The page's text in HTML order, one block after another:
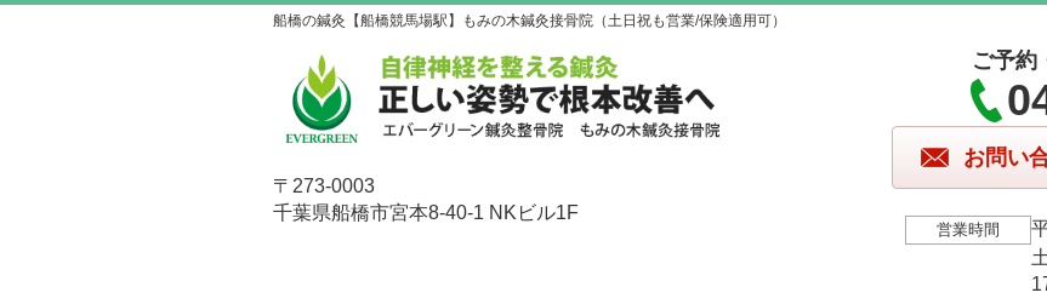
船橋の鍼灸【船橋競馬場駅】もみの木鍼灸接骨院（土日祝も営業/保険適用可）
〒273-0003
千葉県船橋市宮本8-40-1 NKビル1F
ご予約
お問い
営業時間